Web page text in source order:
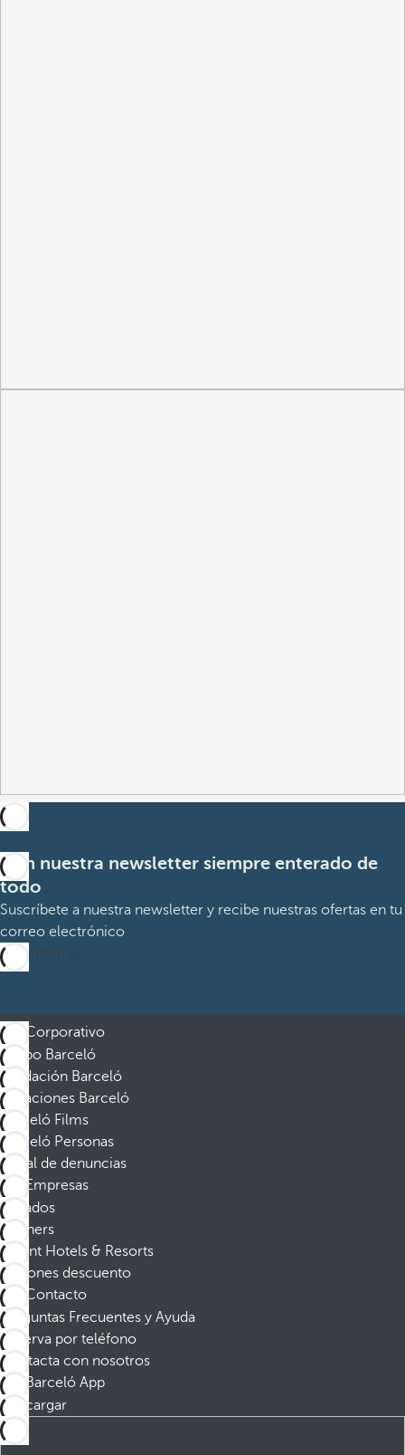
Con nuestra newsletter siempre enterado de
todo
Suscríbete a nuestra newsletter y recibe nuestras ofertas en tu
correo electrónico
Suscribirme
Corporativo
Grupo Barceló
Fundación Barceló
Vacaciones Barceló
Barceló Films
Barceló Personas
Canal de denuncias
Empresas
Afiliados
Partners
Dorint Hotels & Resorts
Cupones descuento
Contacto
Preguntas Frecuentes y Ayuda
Reserva por teléfono
Contacta con nosotros
Barceló App
Descargar